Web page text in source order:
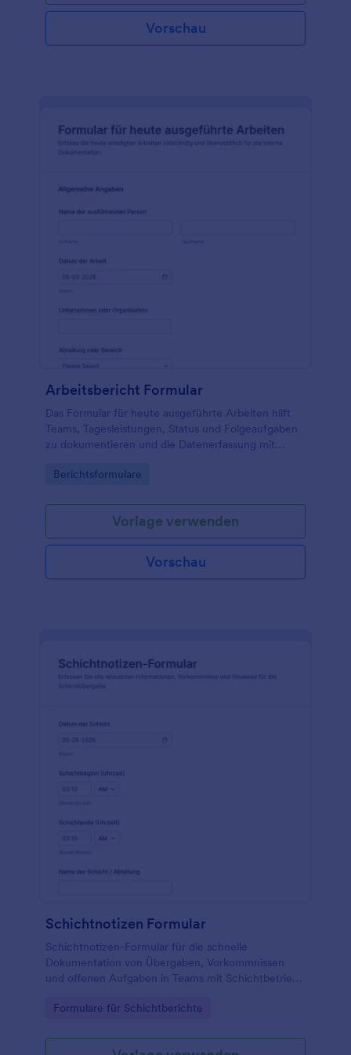
Sicherheitsunternehmens hinzu, passen Sie die
Felder an, und sammeln Sie Informationen über Ihre
täglichen Aktivitäten. Wenn Sie ein Unternehmen
kostenlose Mobile App, um die täglichen
Schichtdaten auch unterwegs zu erfassen!
benötigten Informationen automatisch zu erfassen.
Wenn Sie ein Wachmann, ein Privatdetektiv oder ein
Sicherheitsmitarbeiter herunter - und bleiben Sie
Vorschau
Arbeitsbericht Formular
Das Formular für heute ausgeführte Arbeiten hilft
Teams, Tagesleistungen, Status und Folgeaufgaben
zu dokumentieren und die Datenerfassung mit
vereinfachen.
Go to Category:
Berichtsformulare
Vorlage verwenden
Vorschau
Schichtnotizen Formular
Schichtnotizen-Formular für die schnelle
Dokumentation von Übergaben, Vorkommnissen
und offenen Aufgaben in Teams mit Schichtbetrieb,
und Sicherheitsdienste.
Go to Category:
Formulare für Schichtberichte